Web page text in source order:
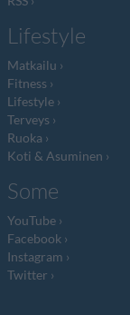
Lifestyle
Matkailu
Fitness
Lifestyle
Terveys
Ruoka
Koti & Asuminen
Some
YouTube
Facebook
Instagram
Twitter